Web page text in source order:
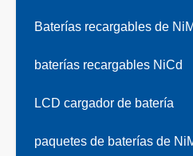
Baterías recargables de
baterías recargables NiCd
LCD cargador de batería
paquetes de baterías de